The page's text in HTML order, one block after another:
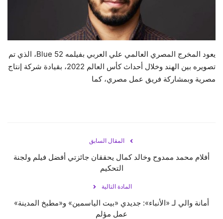
يعود المخرج المصري العالمي علي العربي بفيلمه 52 Blue، الذي تم
تصويره بين الهند وخلال أحداث كأس العالم 2022، بقيادة شركة إنتاج
مصرية وبمشاركة فريق عمل مصري، كما
المقال السابق
أفلام محمد ممدوح وخالد كمال يحققان جائزتي أفضل فيلم ولجنة
التحكيم
المادة التالية
أمانة والي لـ «الأنباء»: جديدي «بيت الياسمين» و«مطبخ المدينة»
عمل مؤلم